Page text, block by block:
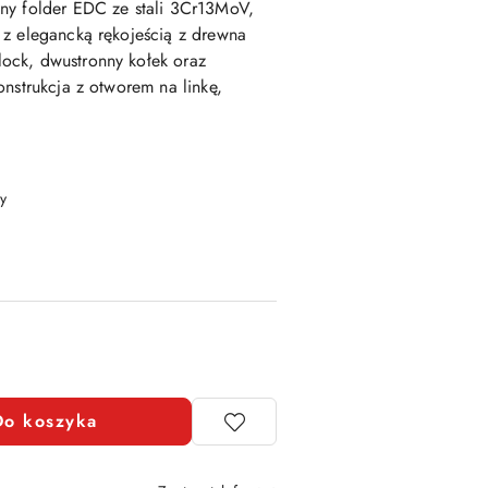
folder EDC ze stali 3Cr13MoV,
elegancką rękojeścią z drewna
dwustronny kołek oraz
z otworem na linkę,
koszyka